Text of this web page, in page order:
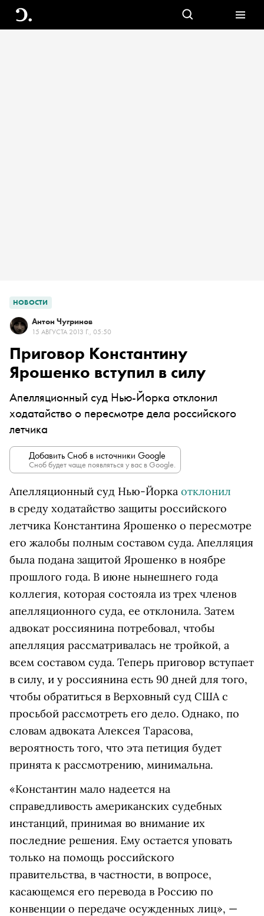
НОВОСТИ
Антон Чугринов
15 АВГУСТА 2013 Г., 05:50
Приговор Константину
Ярошенко вступил в силу
Апелляционный суд Нью-Йорка отклонил
ходатайство о пересмотре дела российского
летчика
Добавить Сноб в источники Google
Сноб будет чаще появляться у вас в Google.
Апелляционный суд Нью-Йорка отклонил
в среду ходатайство защиты российского
летчика Константина Ярошенко о пересмотре
его жалобы полным составом суда. Апелляция
была подана защитой Ярошенко в ноябре
прошлого года. В июне нынешнего года
коллегия, которая состояла из трех членов
апелляционного суда, ее отклонила. Затем
адвокат россиянина потребовал, чтобы
апелляция рассматривалась не тройкой, а
всем составом суда. Теперь приговор вступает
в силу, и у россиянина есть 90 дней для того,
чтобы обратиться в Верховный суд США с
просьбой рассмотреть его дело. Однако, по
словам адвоката Алексея Тарасова,
вероятность того, что эта петиция будет
принята к рассмотрению, минимальна.
«Константин мало надеется на
справедливость американских судебных
инстанций, принимая во внимание их
последние решения. Ему остается уповать
только на помощь российского
правительства, в частности, в вопросе,
касающемся его перевода в Россию по
конвенции о передаче осужденных лиц», —